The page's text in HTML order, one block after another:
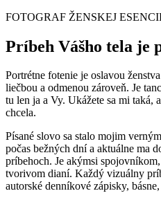
FOTOGRAF ŽENSKEJ
Príbeh Vášho tela je
Portrétne fotenie je oslavou
liečbou a odmenou zároveň. Je
tu len ja a Vy. Ukážete sa mi taká,
chcela.
Písané slovo sa stalo mojim
počas bežných dní a aktuálne ma
príbehoch. Je akýmsi
tvorivom dianí. Každý vizuálny
autorské denníkové zápisky,